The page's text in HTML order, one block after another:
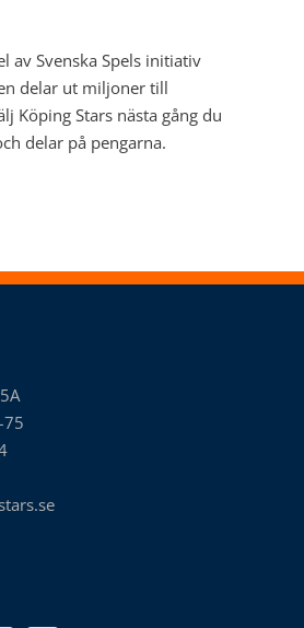
av Svenska Spels initiativ
delar ut miljoner till
Köping Stars nästa gång du
delar på pengarna.